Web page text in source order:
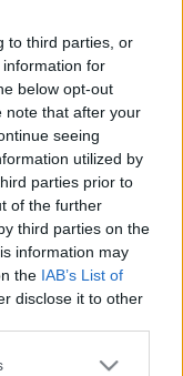
to third parties, or
for
below opt-out
note that after your
seeing
utilized by
parties prior to
of the further
third parties on the
information may
the IAB’s List of
disclose it to other
or more Google
és alapanyag
névre
Kicsit több
és Tobagói
két alkalmat is
II.